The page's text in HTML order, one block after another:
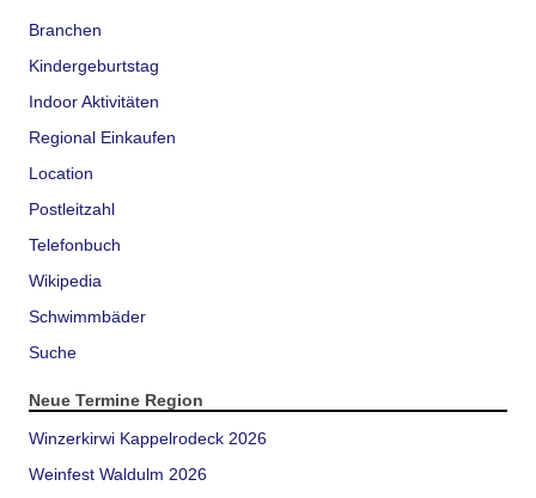
Branchen
Kindergeburtstag
Indoor Aktivitäten
Regional Einkaufen
Location
Postleitzahl
Telefonbuch
Wikipedia
Schwimmbäder
Suche
Neue Termine Region
Winzerkirwi Kappelrodeck 2026
Weinfest Waldulm 2026